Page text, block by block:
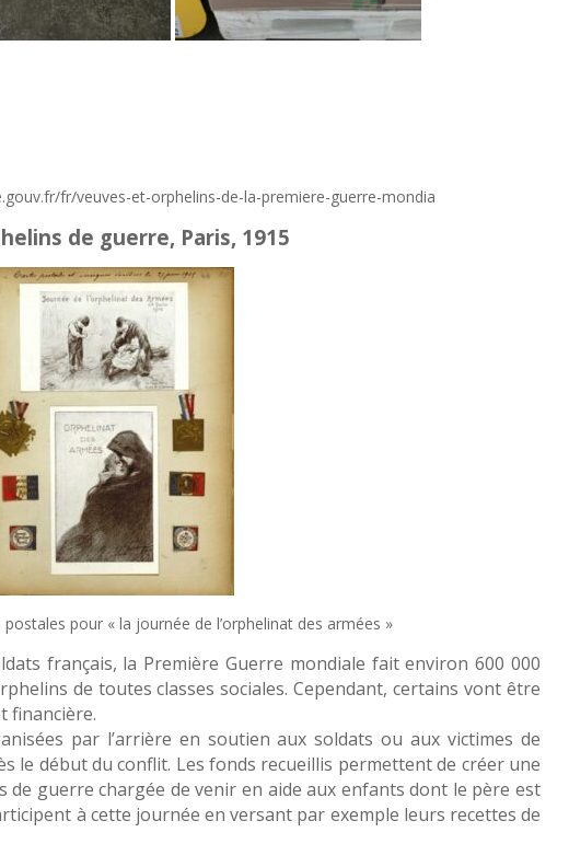
fr/veuves-et-orphelins-de-la-premiere-guerre-mondia
de guerre, Paris, 1915
pour « la journée de l’orphelinat des armées »
français, la Première Guerre mondiale fait environ 600 000
de toutes classes sociales. Cependant, certains vont être
financière.
par l’arrière en soutien aux soldats ou aux victimes de
le début du conflit. Les fonds recueillis permettent de créer une
guerre chargée de venir en aide aux enfants dont le père est
à cette journée en versant par exemple leurs recettes de